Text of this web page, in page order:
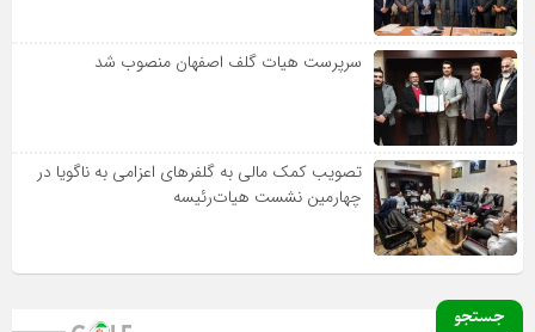
سرپرست هیات گلف اصفهان منصوب شد
تصویب کمک مالی به گلفرهای اعزامی به ناگویا در
چهارمین نشست هیات‌رئیسه
جستجو